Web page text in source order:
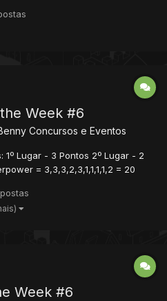
xTibia para promover a criação
se destacam (1...
Week #6
Concursos e Eventos
1º Lugar - 3 Pontos 2º Lugar - 2
= 3,3,3,2,3,1,1,1,1,2 = 20
= 1 Kissy = 1,2,3,2
Week #6